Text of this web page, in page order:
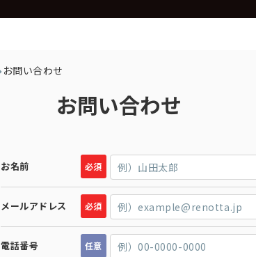
お問い合わせ
お問い合わせ
お名前 必須
メールアドレス 必須
電話番号 任意